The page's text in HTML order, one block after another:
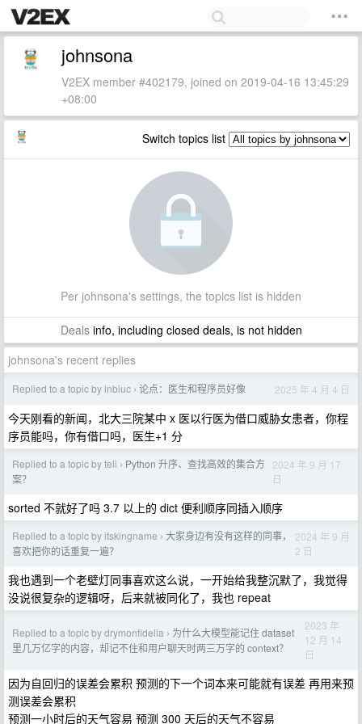
johnsona
V2EX member #402179, joined on 2019-04-16 13:45:29
+08:00
Switch topics list
Per johnsona's settings, the topics list is hidden
Dealsinfo, including closed deals, is not hidden
johnsona's recent replies
Replied to a topic by lnbiuc › 论点：医生和程序员好像 2025 年 4 月 4 日
今天刚看的新闻，北大三院某中 x 医以行医为借口威胁女患者，你程
序员能吗，你有借口吗，医生+1 分
Replied to a topic by teli › Python 升序、查找高效的集合方
案？
2024 年 9 月 17
日
sorted 不就好了吗 3.7 以上的 dict 便利顺序同插入顺序
Replied to a topic by itskingname › 大家身边有没有这样的同事，
喜欢把你的话重复一遍？
2024 年 9 月
2 日
我也遇到一个老壁灯同事喜欢这么说，一开始给我整沉默了，我觉得
没说很复杂的逻辑呀，后来就被同化了，我也 repeat
Replied to a topic by drymonfidelia › 为什么大模型能记住 dataset
里几万亿字的内容，却记不住和用户聊天时两三万字的 context？
2023 年
12 月 14
日
因为自回归的误差会累积 预测的下一个词本来可能就有误差 再用来预
测误差会累积
预测一小时后的天气容易 预测 300 天后的天气不容易